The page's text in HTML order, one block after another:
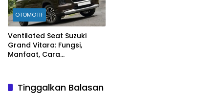
OTOMOTIF
Ventilated Seat Suzuki
Grand Vitara: Fungsi,
Manfaat, Cara
Tinggalkan Balasan